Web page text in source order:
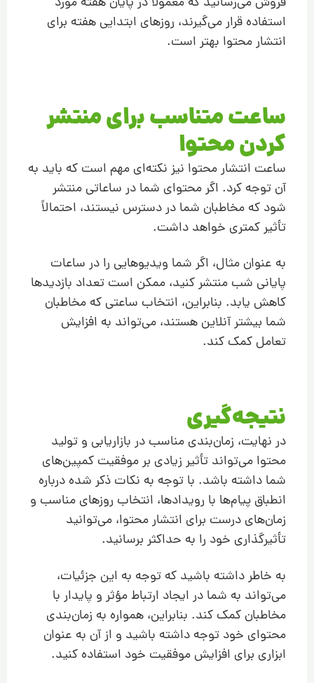
استفاده قرار می‌گیرند، روزهای ابتدایی هفته برای
انتشار محتوا بهتر است.
ساعت متناسب برای منتشر
کردن محتوا
ساعت انتشار محتوا نیز نکته‌ای مهم است که باید به
آن توجه کرد. اگر محتوای شما در ساعاتی منتشر
شود که مخاطبان شما در دسترس نیستند، احتمالاً
تأثیر کمتری خواهد داشت.
به عنوان مثال، اگر شما ویدیوهایی را در ساعات
پایانی شب منتشر کنید، ممکن است تعداد بازدیدها
کاهش یابد. بنابراین، انتخاب ساعتی که مخاطبان
شما بیشتر آنلاین هستند، می‌تواند به افزایش
تعامل کمک کند.
نتیجه‌گیری
در نهایت، زمان‌بندی مناسب در بازاریابی و تولید
محتوا می‌تواند تأثیر زیادی بر موفقیت کمپین‌های
شما داشته باشد. با توجه به نکات ذکر شده درباره
انطباق پیام‌ها با رویدادها، انتخاب روزهای مناسب و
زمان‌های درست برای انتشار محتوا، می‌توانید
تأثیرگذاری خود را به حداکثر برسانید.
به خاطر داشته باشید که توجه به این جزئیات،
می‌تواند به شما در ایجاد ارتباط مؤثر و پایدار با
مخاطبان کمک کند. بنابراین، همواره به زمان‌بندی
محتوای خود توجه داشته باشید و از آن به عنوان
ابزاری برای افزایش موفقیت خود استفاده کنید.